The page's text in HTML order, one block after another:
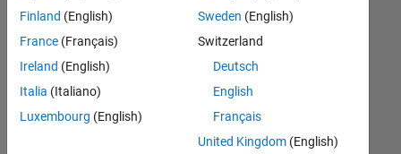
Suchkriterien
weiter
fassen
oder
alle
Stellenangebote
anzeigen .
Finland (English)
France (Français)
Ireland (English)
Italia (Italiano)
Luxembourg (English)
Sweden (English)
Switzerland
Deutsch
English
Français
United Kingdom(English)